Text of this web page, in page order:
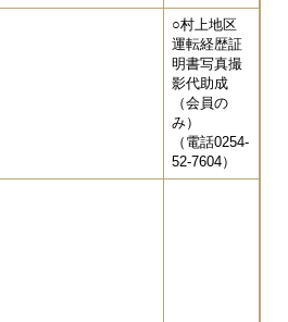
○村上地区
運転経歴証
明書写真撮
影代助成
（会員の
み）
（電話0254-
52-7604）